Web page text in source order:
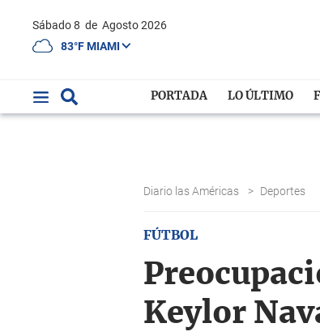
Sábado 8 de Agosto 2026
83°F MIAMI
PORTADA LO ÚLTIMO
Diario las Américas > Deportes
FÚTBOL
Keylor